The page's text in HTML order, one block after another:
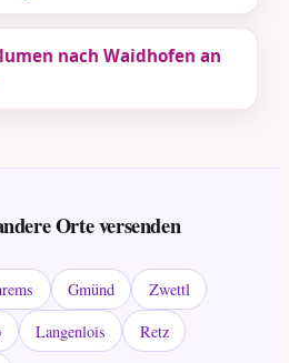
nach Waidhofen an
Orte versenden
Gmünd
Zwettl
Langenlois
Retz